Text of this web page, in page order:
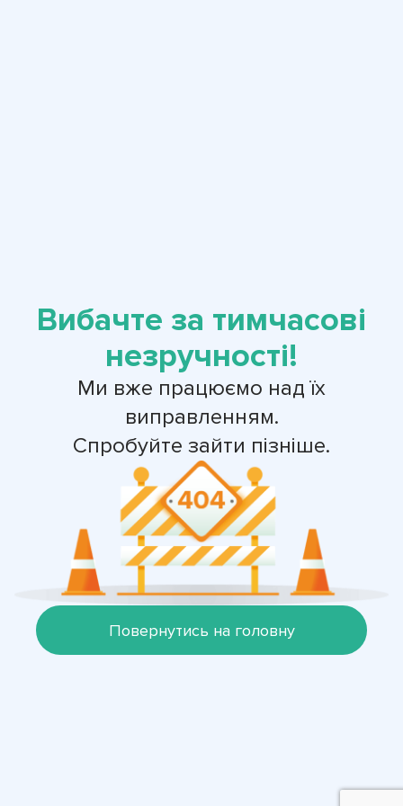
Вибачте за тимчасові
незручності!
Ми вже працюємо над їх
виправленням.
Спробуйте зайти пізніше.
Повернутись на головну